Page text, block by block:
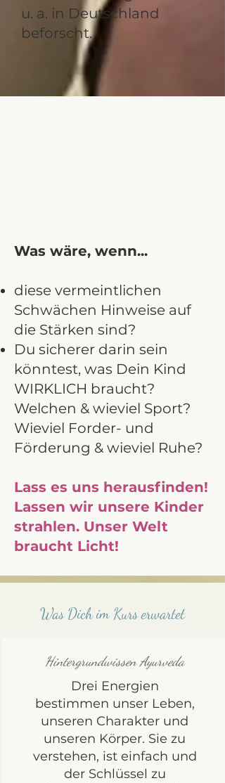
u. a. in Deutschland
beforscht.
Was wäre, wenn...
diese vermeintlichen
Schwächen Hinweise auf
die Stärken sind?
Du sicherer darin sein
könntest, was Dein Kind
WIRKLICH braucht?
Welchen & wieviel Sport?
Wieviel Forder- und
Förderung & wieviel Ruhe?
Lass es uns herausfinden!
Lassen wir unsere Kinder
strahlen. Unser Welt
braucht Licht!
Was Dich im Kurs erwartet
Hintergrundwissen Ayurveda
Drei Energien
bestimmen unser Leben,
unseren Charakter und
unseren Körper. Sie zu
verstehen, ist einfach und
der Schlüssel zu